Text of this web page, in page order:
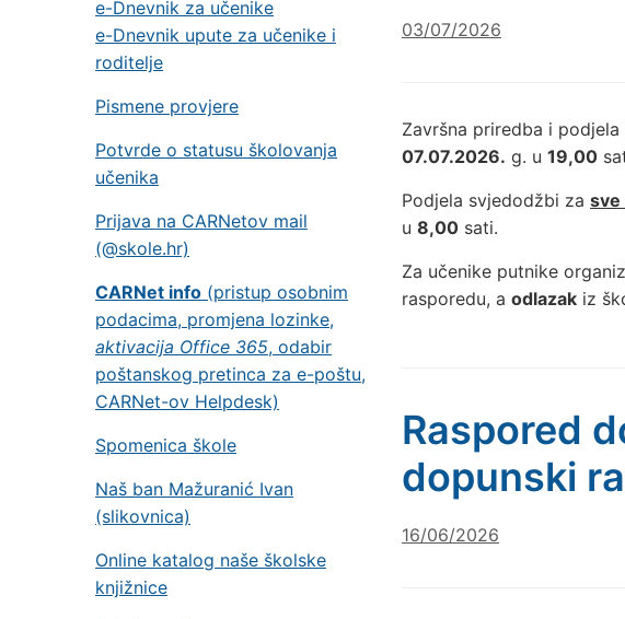
e-Dnevnik za učenike
e-Dnevnik upute za učenike i
roditelje
Pismene provjere
Potvrde o statusu školovanja
učenika
Prijava na CARNetov mail
(@skole.hr)
CARNet info (pristup osobnim
podacima, promjena lozinke,
aktivacija Office 365, odabir
poštanskog pretinca za e-poštu,
CARNet-ov Helpdesk)
Spomenica škole
Naš ban Mažuranić Ivan
(slikovnica)
Online katalog naše školske
knjižnice
03/07/2026
Završna priredba i
07.07.2026. g. u 19,00
Podjela svjedodžbi za sve
u 8,00 sati.
Za učenike putnike
rasporedu, a odlazak iz
Raspored
dopunski
16/06/2026